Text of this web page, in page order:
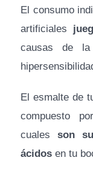
El consumo
artificiales
causas de
El esmalte de
compuesto
cualesson
ácidos en tu